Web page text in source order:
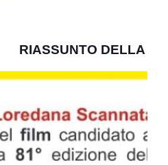
RIASSUNTO DELLA